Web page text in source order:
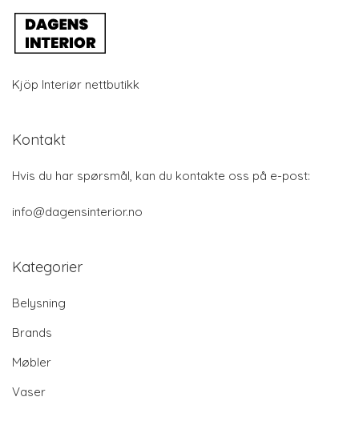
Kjöp Interiør nettbutikk
Kontakt
Hvis du har spørsmål, kan du kontakte oss på e-post:
info@dagensinterior.no
Kategorier
Belysning
Brands
Møbler
Vaser